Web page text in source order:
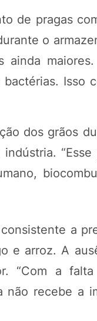
de pragas
o
ainda
Isso
dos grãos
a
e arroz. A
“Com a
recebe a